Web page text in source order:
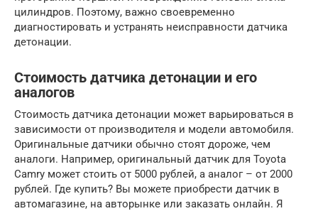
цилиндров. Поэтому, важно своевременно
диагностировать и устранять неисправности датчика
детонации.
Стоимость датчика детонации и его
аналогов
Стоимость датчика детонации может варьироваться в
зависимости от производителя и модели автомобиля.
Оригинальные датчики обычно стоят дороже, чем
аналоги. Например, оригинальный датчик для Toyota
Camry может стоить от 5000 рублей, а аналог – от 2000
рублей. Где купить? Вы можете приобрести датчик в
автомагазине, на авторынке или заказать онлайн. Я